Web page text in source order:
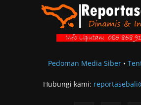
Pedoman Media Siber•
Hubungi kami: